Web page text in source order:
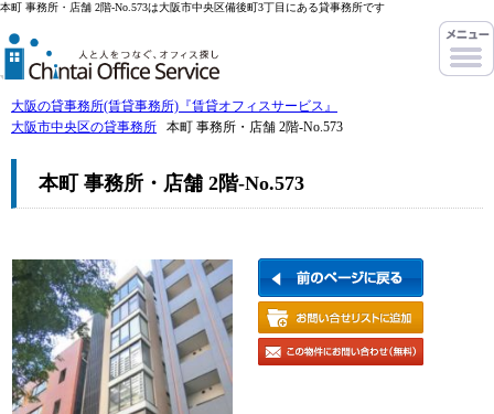
本町 事務所・店舗 2階-No.573は大阪市中央区備後町3丁目にある貸事務所です
大阪の貸事務所(賃貸事務所)『賃貸オフィスサービス』
大阪市中央区の貸事務所
本町 事務所・店舗 2階-No.573
本町 事務所・店舗 2階-No.573